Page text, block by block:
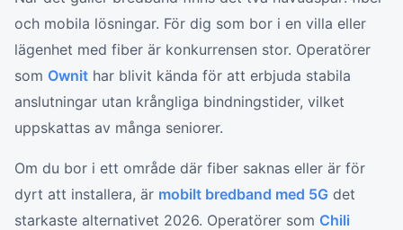
och mobila lösningar. För dig som bor i en villa eller
lägenhet med fiber är konkurrensen stor. Operatörer
som Ownit har blivit kända för att erbjuda stabila
anslutningar utan krångliga bindningstider, vilket
uppskattas av många seniorer.
Om du bor i ett område där fiber saknas eller är för
dyrt att installera, är mobilt bredband med 5G det
starkaste alternativet 2026. Operatörer som Chili